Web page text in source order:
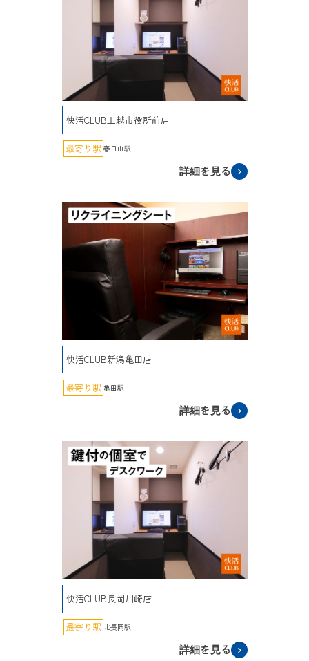
快活CLUB上越市役所前店
最寄り駅 春日山駅
詳細を見る
快活CLUB新潟亀田店
最寄り駅 亀田駅
詳細を見る
快活CLUB長岡川崎店
最寄り駅 北長岡駅
詳細を見る